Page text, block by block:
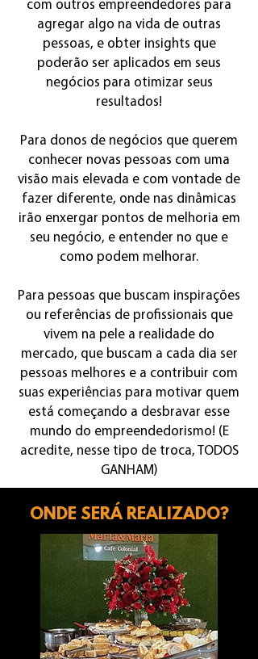
com outros empreendedores para
agregar algo na vida de outras
pessoas, e obter insights que
poderão ser aplicados em seus
negócios para otimizar seus
resultados!
Para donos de negócios que querem
conhecer novas pessoas com uma
visão mais elevada e com vontade de
fazer diferente, onde nas dinâmicas
irão enxergar pontos de melhoria em
seu negócio, e entender no que e
como podem melhorar.
Para pessoas que buscam inspirações
ou referências de profissionais que
vivem na pele a realidade do
mercado, que buscam a cada dia ser
pessoas melhores e a contribuir com
suas experiências para motivar quem
está começando a desbravar esse
mundo do empreendedorismo! (E
acredite, nesse tipo de troca, TODOS
GANHAM)
ONDE SERÁ REALIZADO?